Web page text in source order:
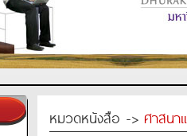
หมวดหนังสือ -> ศาสนา